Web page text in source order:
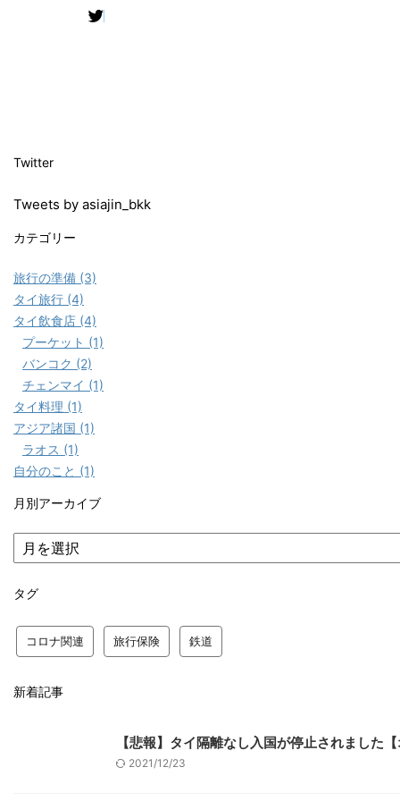
Twitter
Tweets by asiajin_bkk
カテゴリー
旅行の準備 (3)
タイ旅行 (4)
タイ飲食店 (4)
プーケット (1)
バンコク (2)
チェンマイ (1)
タイ料理 (1)
アジア諸国 (1)
ラオス (1)
自分のこと (1)
月別アーカイブ
タグ
コロナ関連 旅行保険 鉄道
新着記事
【悲報】タイ隔離なし入国が停止されました【
2021/12/23